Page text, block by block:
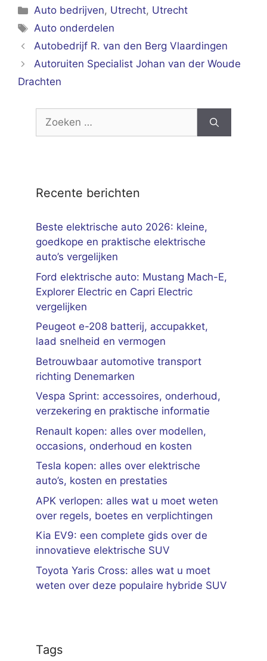
Categorieën
Auto bedrijven, Utrecht, Utrecht
Tags
Auto onderdelen
Autobedrijf R. van den Berg Vlaardingen
Autoruiten Specialist Johan van der Woude
Drachten
Zoek
Recente berichten
Beste elektrische auto 2026: kleine,
goedkope en praktische elektrische
auto’s vergelijken
Ford elektrische auto: Mustang Mach-E,
Explorer Electric en Capri Electric
vergelijken
Peugeot e-208 batterij, accupakket,
laad snelheid en vermogen
Betrouwbaar automotive transport
richting Denemarken
Vespa Sprint: accessoires, onderhoud,
verzekering en praktische informatie
Renault kopen: alles over modellen,
occasions, onderhoud en kosten
Tesla kopen: alles over elektrische
auto’s, kosten en prestaties
APK verlopen: alles wat u moet weten
over regels, boetes en verplichtingen
Kia EV9: een complete gids over de
innovatieve elektrische SUV
Toyota Yaris Cross: alles wat u moet
weten over deze populaire hybride SUV
Tags